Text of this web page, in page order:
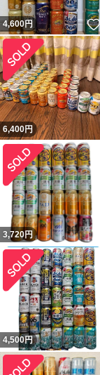
4,600円
6,400円
3,720円
4,500円